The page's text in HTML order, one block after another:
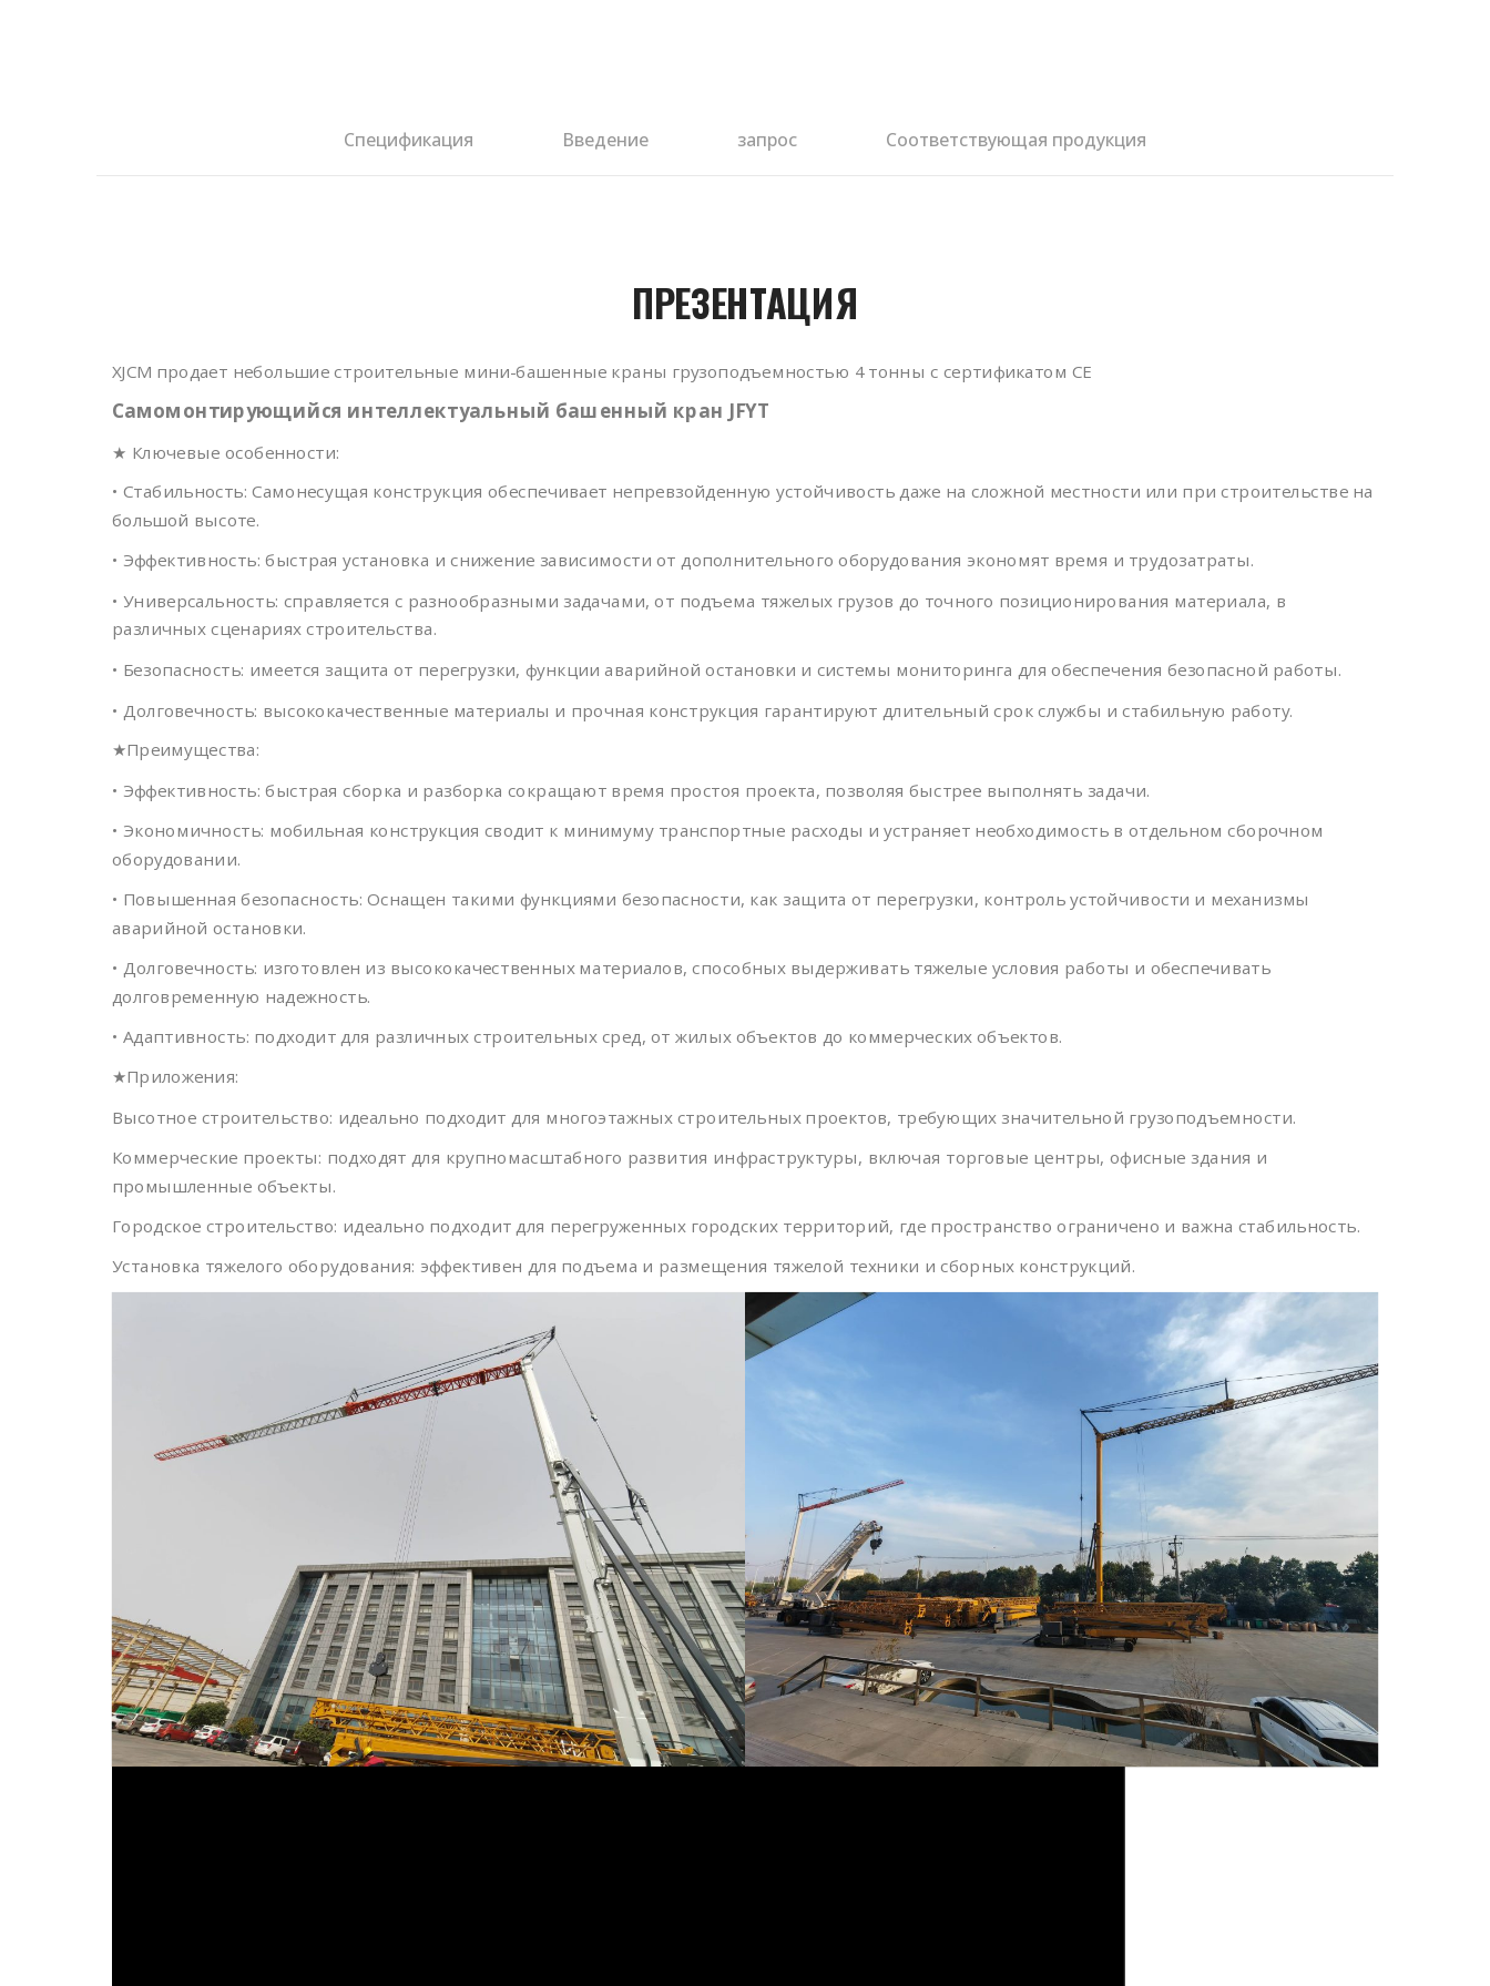
Спецификация Введение запрос Соответствующая продукция
ПРЕЗЕНТАЦИЯ
XJCM продает небольшие строительные мини-башенные краны грузоподъемностью 4 тонны с сертификатом CE
Самомонтирующийся интеллектуальный башенный кран JFYT
★ Ключевые особенности:
• Стабильность: Самонесущая конструкция обеспечивает непревзойденную устойчивость даже на сложной местности или при строительстве на
большой высоте.
• Эффективность: быстрая установка и снижение зависимости от дополнительного оборудования экономят время и трудозатраты.
• Универсальность: справляется с разнообразными задачами, от подъема тяжелых грузов до точного позиционирования материала, в
различных сценариях строительства.
• Безопасность: имеется защита от перегрузки, функции аварийной остановки и системы мониторинга для обеспечения безопасной работы.
• Долговечность: высококачественные материалы и прочная конструкция гарантируют длительный срок службы и стабильную работу.
★Преимущества:
• Эффективность: быстрая сборка и разборка сокращают время простоя проекта, позволяя быстрее выполнять задачи.
• Экономичность: мобильная конструкция сводит к минимуму транспортные расходы и устраняет необходимость в отдельном сборочном
оборудовании.
• Повышенная безопасность: Оснащен такими функциями безопасности, как защита от перегрузки, контроль устойчивости и механизмы
аварийной остановки.
• Долговечность: изготовлен из высококачественных материалов, способных выдерживать тяжелые условия работы и обеспечивать
долговременную надежность.
• Адаптивность: подходит для различных строительных сред, от жилых объектов до коммерческих объектов.
★Приложения:
Высотное строительство: идеально подходит для многоэтажных строительных проектов, требующих значительной грузоподъемности.
Коммерческие проекты: подходят для крупномасштабного развития инфраструктуры, включая торговые центры, офисные здания и
промышленные объекты.
Городское строительство: идеально подходит для перегруженных городских территорий, где пространство ограничено и важна стабильность.
Установка тяжелого оборудования: эффективен для подъема и размещения тяжелой техники и сборных конструкций.